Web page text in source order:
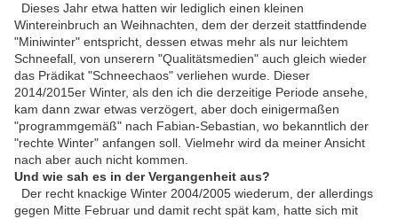
Dieses Jahr etwa hatten wir lediglich einen kleinen
Wintereinbruch an Weihnachten, dem der derzeit stattfindende
"Miniwinter" entspricht, dessen etwas mehr als nur leichtem
Schneefall, von unserern "Qualitätsmedien" auch gleich wieder
das Prädikat "Schneechaos" verliehen wurde. Dieser
2014/2015er Winter, als den ich die derzeitige Periode ansehe,
kam dann zwar etwas verzögert, aber doch einigermaßen
"programmgemäß" nach Fabian-Sebastian, wo bekanntlich der
"rechte Winter" anfangen soll. Vielmehr wird da meiner Ansicht
nach aber auch nicht kommen.
Und wie sah es in der Vergangenheit aus?
Der recht knackige Winter 2004/2005 wiederum, der allerdings
gegen Mitte Februar und damit recht spät kam, hatte sich mit